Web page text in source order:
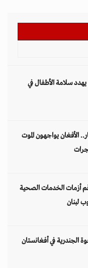
يهدد سلامة الأطفال في
الأفغان يواجهون الموت
أزمات الخدمات الصحية
الجندرية في أفغانستان